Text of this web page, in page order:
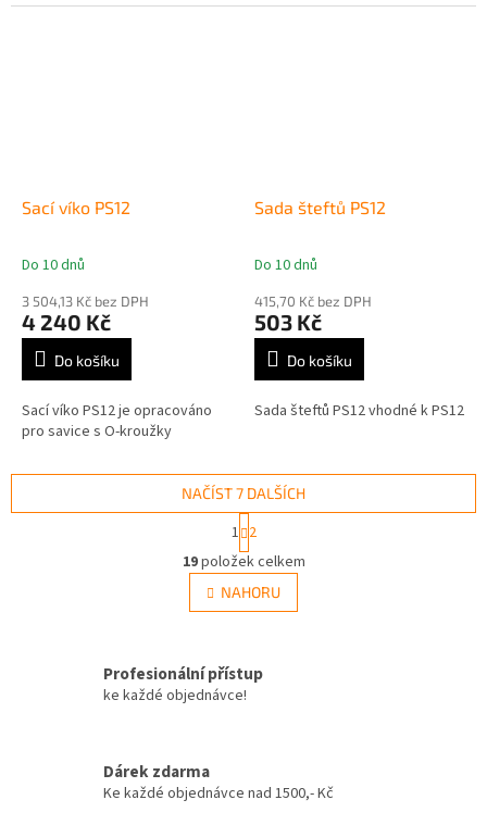
Sací víko PS12
Průměrné
produktu
je
5,0
hvězdiček.
Do 10 dnů
3 504,13 Kč bez DPH
4 240 Kč
Do košíku
Sací víko PS12 je opracováno
pro savice s O-kroužky
Sada šteftů PS12
Průměrné
produktu
je
5,0
hvězdiček.
Do 10 dnů
415,70 Kč bez DPH
503 Kč
Do košíku
Sada šteftů PS12 vhodné k PS12
O
v
l
á
c
í
y
NAČÍST 7 DALŠÍCH
t
r
á
n
k
á
n
í
1 2
19položek celkem
NAHORU
Profesionální přístup
ke každé objednávce!
Dárek zdarma
Ke každé objednávce nad 1500,- Kč